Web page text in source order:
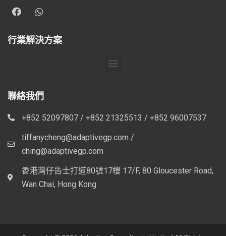
行業解決方案
聯絡我們
+852 52097807 / +852 21325513 / +852 96007537
tiffanycheng@adaptivegp.com /
ching@adaptivegp.com
香港灣仔告士打道80號17樓 17/F, 80 Gloucester Road,
Wan Chai, Hong Kong